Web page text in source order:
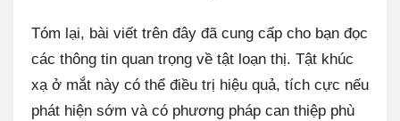
Tóm lại, bài viết trên đây đã cung cấp cho bạn đọc
các thông tin quan trọng về tật loạn thị. Tật khúc
xạ ở mắt này có thể điều trị hiệu quả, tích cực nếu
phát hiện sớm và có phương pháp can thiệp phù